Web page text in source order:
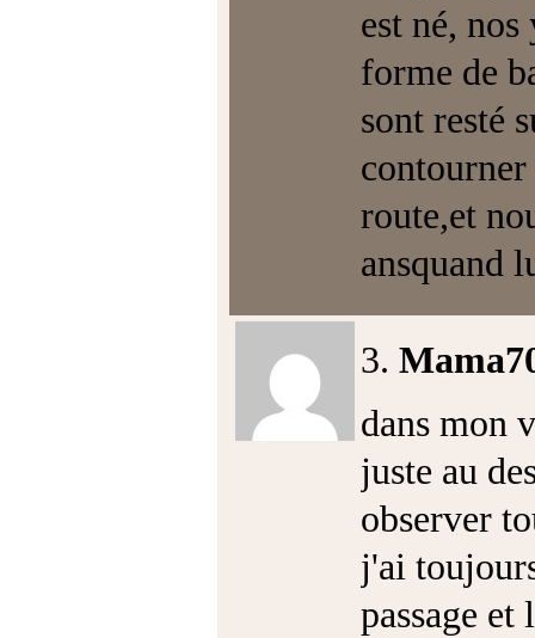
est né,
forme de
sont resté
route,et
ansquand
3.
dans mon
juste au
observer
j'ai
passage